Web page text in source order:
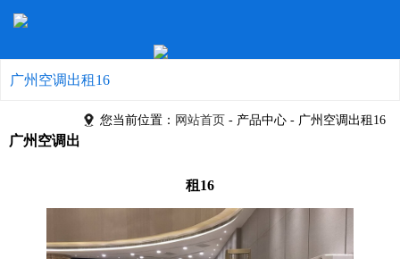
广州空调出租16
您当前位置： 网站首页 - 产品中心 - 广州空调出租16
广州空调出
租16